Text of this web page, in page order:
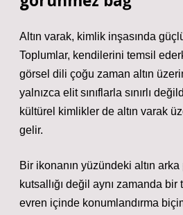
Altın varak, kimlik inşasında
Toplumlar, kendilerini temsil
görsel dili çoğu zaman altın
yalnızca elit sınıflarla sınırlı
kültürel kimlikler de altın varak
gelir.
Bir ikonanın yüzündeki altın
kutsallığı değil aynı zamanda
evren içinde konumlandırma